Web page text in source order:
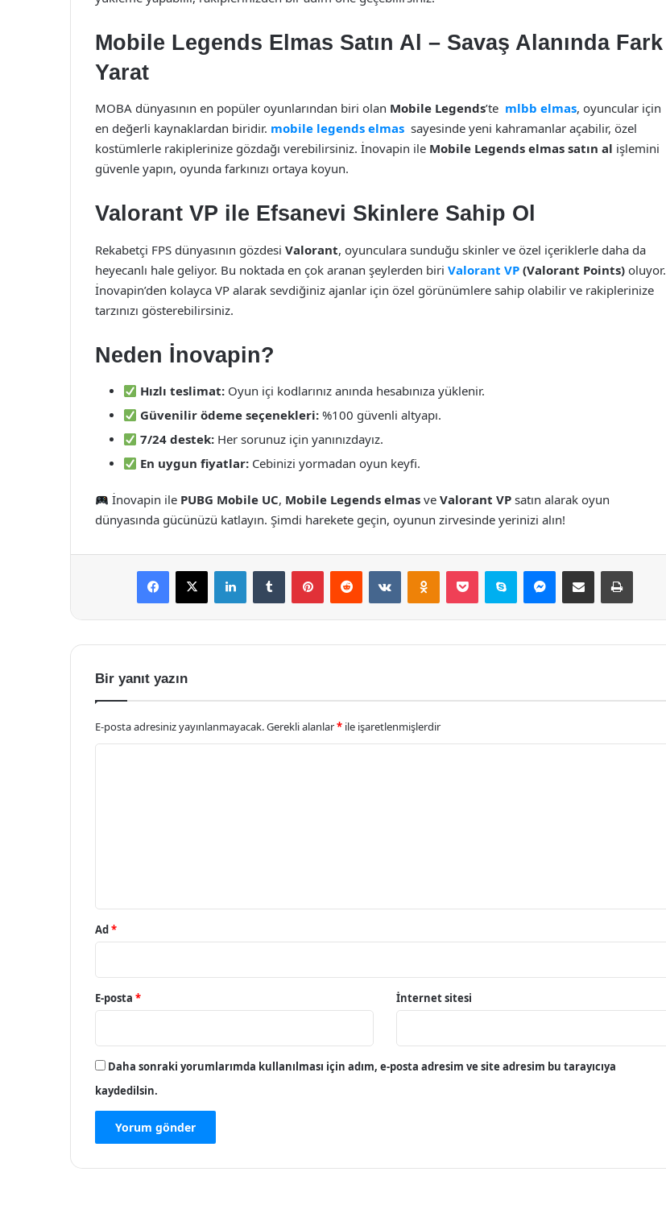
Mobile Legends Elmas Satın Al – Savaş Alanında Fark
Yarat
MOBA dünyasının en popüler oyunlarından biri olan Mobile Legends’te mlbb elmas, oyuncular için
en değerli kaynaklardan biridir. mobile legends elmas sayesinde yeni kahramanlar açabilir, özel
kostümlerle rakiplerinize gözdağı verebilirsiniz. İnovapin ile Mobile Legends elmas satın al işlemini
güvenle yapın, oyunda farkınızı ortaya koyun.
Valorant VP ile Efsanevi Skinlere Sahip Ol
Rekabetçi FPS dünyasının gözdesi Valorant, oyunculara sunduğu skinler ve özel içeriklerle daha da
heyecanlı hale geliyor. Bu noktada en çok aranan şeylerden biri Valorant VP (Valorant Points) oluyor.
İnovapin’den kolayca VP alarak sevdiğiniz ajanlar için özel görünümlere sahip olabilir ve rakiplerinize
tarzınızı gösterebilirsiniz.
Neden İnovapin?
Hızlı teslimat: Oyun içi kodlarınız anında hesabınıza yüklenir.
Güvenilir ödeme seçenekleri: %100 güvenli altyapı.
7/24 destek: Her sorunuz için yanınızdayız.
En uygun fiyatlar: Cebinizi yormadan oyun keyfi.
İnovapin ile PUBG Mobile UC, Mobile Legends elmas veValorant VP satın alarak oyun
dünyasında gücünüzü katlayın. Şimdi harekete geçin, oyunun zirvesinde yerinizi alın!
Facebook
X LinkedInTumblr PinterestReddit VKontakteOdnoklassniki
Pocket Skype Messenger
E-Posta ile paylaş Yazdır
Bir yanıt yazın
E-posta adresiniz yayınlanmayacak.Gerekli alanlar* ile işaretlenmişlerdir
Ad*
E-posta * İnternet sitesi
Daha sonraki yorumlarımda kullanılması için adım, e-posta adresim ve site adresim bu tarayıcıya
kaydedilsin.